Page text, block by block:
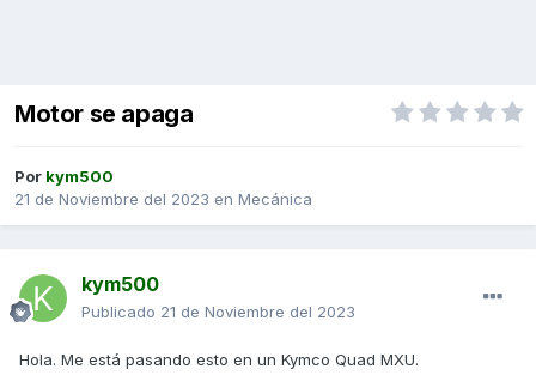
Motor se apaga
Por kym500
21 de Noviembre del 2023 en Mecánica
kym500
Publicado 21 de Noviembre del 2023
Hola. Me está pasando esto en un Kymco Quad MXU.